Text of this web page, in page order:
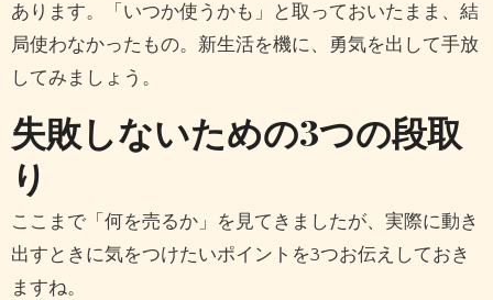
あります。「いつか使うかも」と取っておいたまま、結
局使わなかったもの。新生活を機に、勇気を出して手放
してみましょう。
失敗しないための3つの段取
り
ここまで「何を売るか」を見てきましたが、実際に動き
出すときに気をつけたいポイントを3つお伝えしておき
ますね。